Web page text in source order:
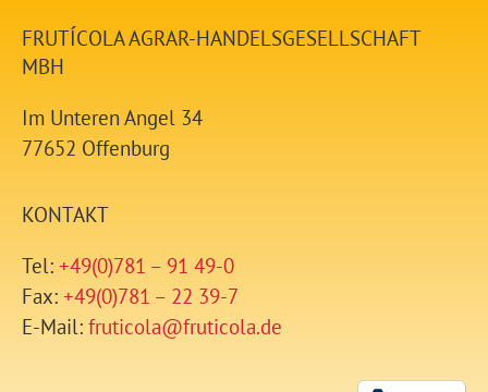
FRUTÍCOLA AGRAR-HANDELSGESELLSCHAFT
MBH
Im Unteren Angel 34
77652 Offenburg
KONTAKT
Tel: +49(0)781 – 91 49-0
Fax: +49(0)781 – 22 39-7
E-Mail: fruticola@fruticola.de